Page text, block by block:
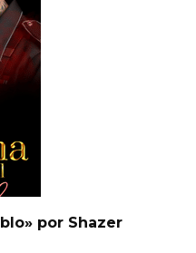
por Shazer